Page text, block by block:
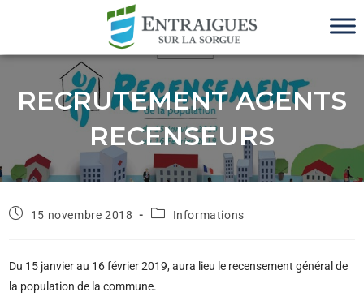
RECRUTEMENT AGENTS
RECENSEURS
15 novembre 2018 Informations
Du 15 janvier au 16 février 2019, aura lieu le recensement général de
la population de la commune.